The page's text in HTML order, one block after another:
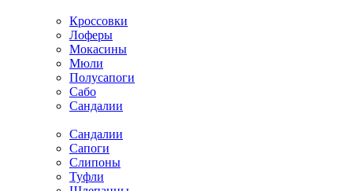
Кроссовки
Лоферы
Мокасины
Мюли
Полусапоги
Сабо
Сандалии
Сандалии
Сапоги
Слипоны
Туфли